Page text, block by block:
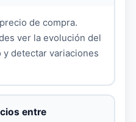
de compra.
ver la evolución del
detectar variaciones
entre